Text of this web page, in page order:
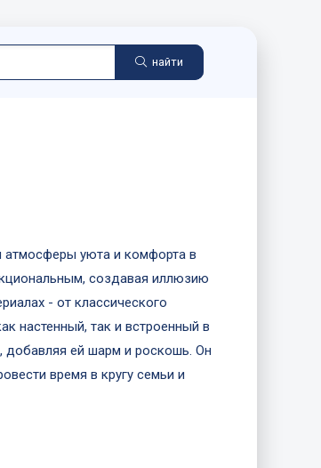
найти
атмосферы уюта и комфорта в
создавая иллюзию
- от классического
настенный, так и встроенный в
добавляя ей шарм и роскошь. Он
время в кругу семьи и